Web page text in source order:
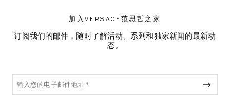
加入VERSACE范思哲之家
订阅我们的邮件，随时了解活动、系列和独家新闻的最新动
态。